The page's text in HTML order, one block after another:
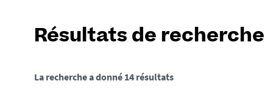
Résultats de recherche
La recherche a donné 14 résultats